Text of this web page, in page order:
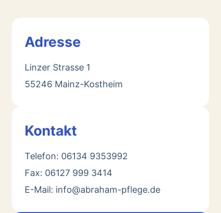
Adresse
Linzer Strasse 1
55246 Mainz-Kostheim
Kontakt
Telefon: 06134 9353992
Fax: 06127 999 3414
E-Mail: info@abraham-pflege.de